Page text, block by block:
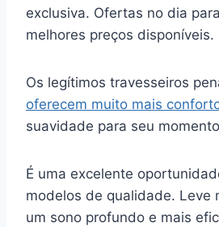
exclusiva. Ofertas no dia
melhores preços disponíveis.
Os legítimos travesseiros
oferecem muito mais
suavidade para seu
É uma excelente
modelos de qualidade. Leve
um sono profundo e mais